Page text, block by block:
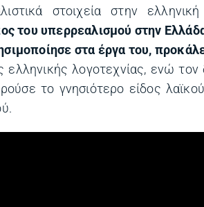
στοιχεία στην
του υπερρεαλισμού στην
στα έργα του,
λογοτεχνίας, ενώ τον
το γνησιότερο είδος